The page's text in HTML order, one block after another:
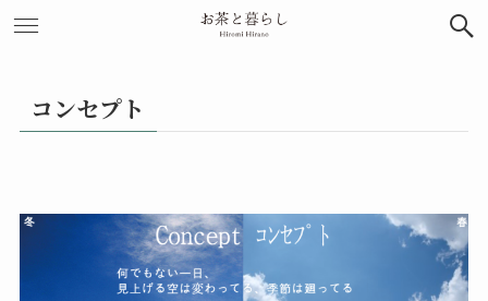
コンセプト